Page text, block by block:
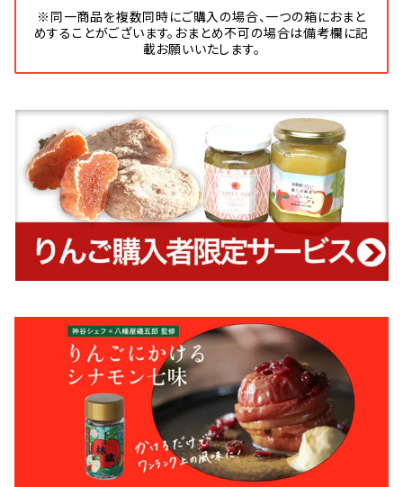
※同一商品を複数同時にご購入の場合、一つの箱におまと
めすることがございます。おまとめ不可の場合は備考欄に記
載お願いいたします。